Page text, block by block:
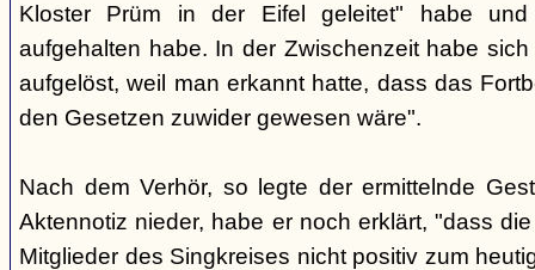
Kloster Prüm in der Eifel geleitet" habe
aufgehalten habe. In der Zwischenzeit habe
aufgelöst, weil man erkannt hatte, dass das
den Gesetzen zuwider gewesen wäre".
Nach dem Verhör, so legte der ermittelnde
Aktennotiz nieder, habe er noch erklärt, "dass
Mitglieder des Singkreises nicht positiv zum